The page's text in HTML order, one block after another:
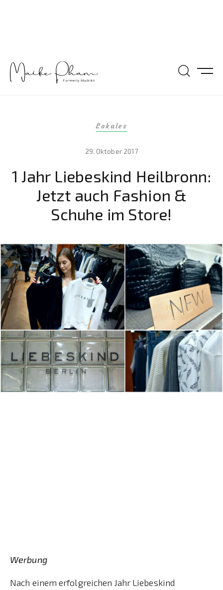
Lokales
29. Oktober 2017
1 Jahr Liebeskind Heilbronn:
Jetzt auch Fashion &
Schuhe im Store!
Werbung
Nach einem erfolgreichen Jahr Liebeskind